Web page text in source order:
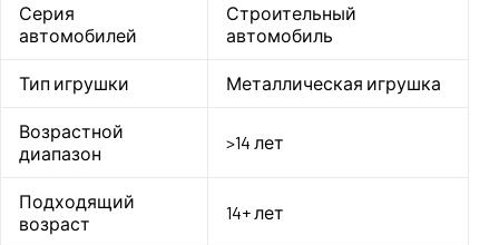
Серия
автомобилей
Строительный
автомобиль
Тип игрушки Металлическая игрушка
Возрастной
диапазон
>14 лет
Подходящий
возраст
14+ лет